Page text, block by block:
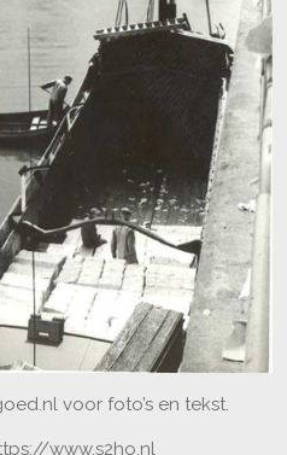
voor foto’s en tekst.
www.s2ho.nl